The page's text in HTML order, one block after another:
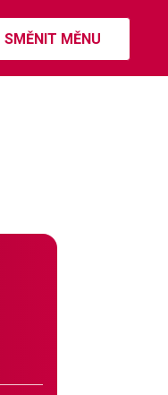
SMĚNIT MĚNU